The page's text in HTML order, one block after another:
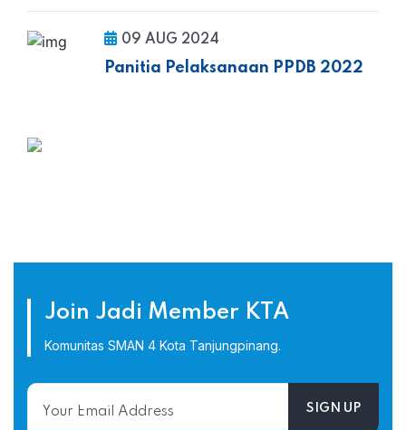
09 AUG 2024
Panitia Pelaksanaan PPDB 2022
Join Jadi Member KTA
Komunitas SMAN 4 Kota Tanjungpinang.